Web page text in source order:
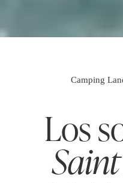
Camping
Los